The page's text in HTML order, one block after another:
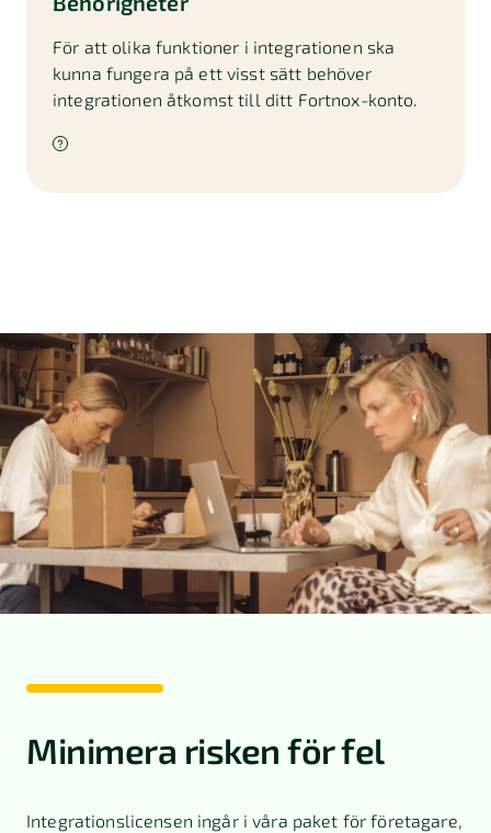
För att olika funktioner i integrationen ska
kunna fungera på ett visst sätt behöver
integrationen åtkomst till ditt Fortnox-konto.
Minimera risken för fel
Integrationslicensen ingår i våra paket för företagare,